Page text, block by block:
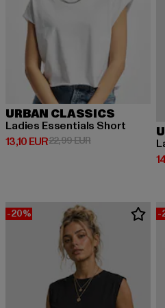
URBAN CLASSICS
Ladies Essentials Short
13,10 EUR
Derzeitiger Preis: 13,10 EUR
22,99 EURAktionspreis:
-20% -